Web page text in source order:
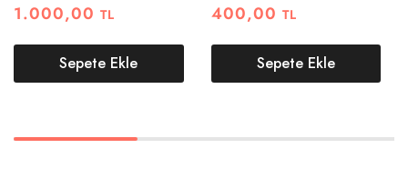
1.000,00 TL
Sepete Ekle
400,00 TL
Sepete Ekle